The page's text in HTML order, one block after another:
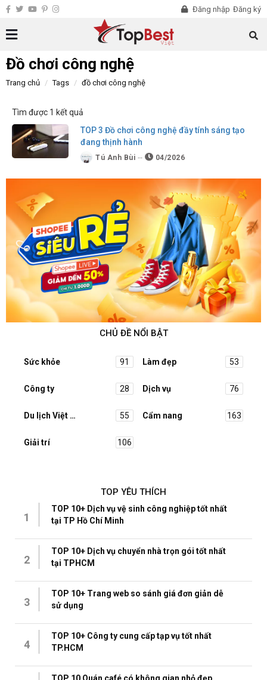
Đăng nhập Đăng ký
Đồ chơi công nghệ
Trang chủ Tags đồ chơi công nghệ
Tìm được 1 kết quả
TOP 3 Đồ chơi công nghệ đầy tính sáng tạo
đang thịnh hành
Tú Anh Bùi 04/2026
CHỦ ĐỀ NỔI BẬT
Sức khỏe 91 Làm đẹp 53
Công ty 28 Dịch vụ 76
Du lịch Việt Nam 55 Cẩm nang 163
Giải trí 106
TOP YÊU THÍCH
1
TOP 10+ Dịch vụ vệ sinh công nghiệp tốt nhất
tại TP Hồ Chí Minh
2
TOP 10+ Dịch vụ chuyển nhà trọn gói tốt nhất
tại TPHCM
3
TOP 10+ Trang web so sánh giá đơn giản dễ
sử dụng
4
TOP 10+ Công ty cung cấp tạp vụ tốt nhất
TP.HCM
TOP 10 Quán café có không gian nhỏ đẹp